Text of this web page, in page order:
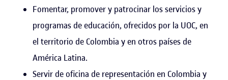
Fomentar, promover y patrocinar los servicios y
programas de educación, ofrecidos por la UOC, en
el territorio de Colombia y en otros países de
América Latina.
Servir de oficina de representación en Colombia y